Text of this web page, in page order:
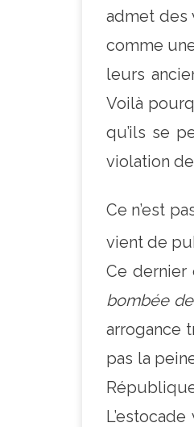
admet des
comme
leurs
Voilà
qu’ils se
violation
Ce n’est
vient de
Ce dernier
bombée
arrogance
pas la